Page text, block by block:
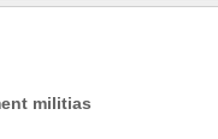
militias